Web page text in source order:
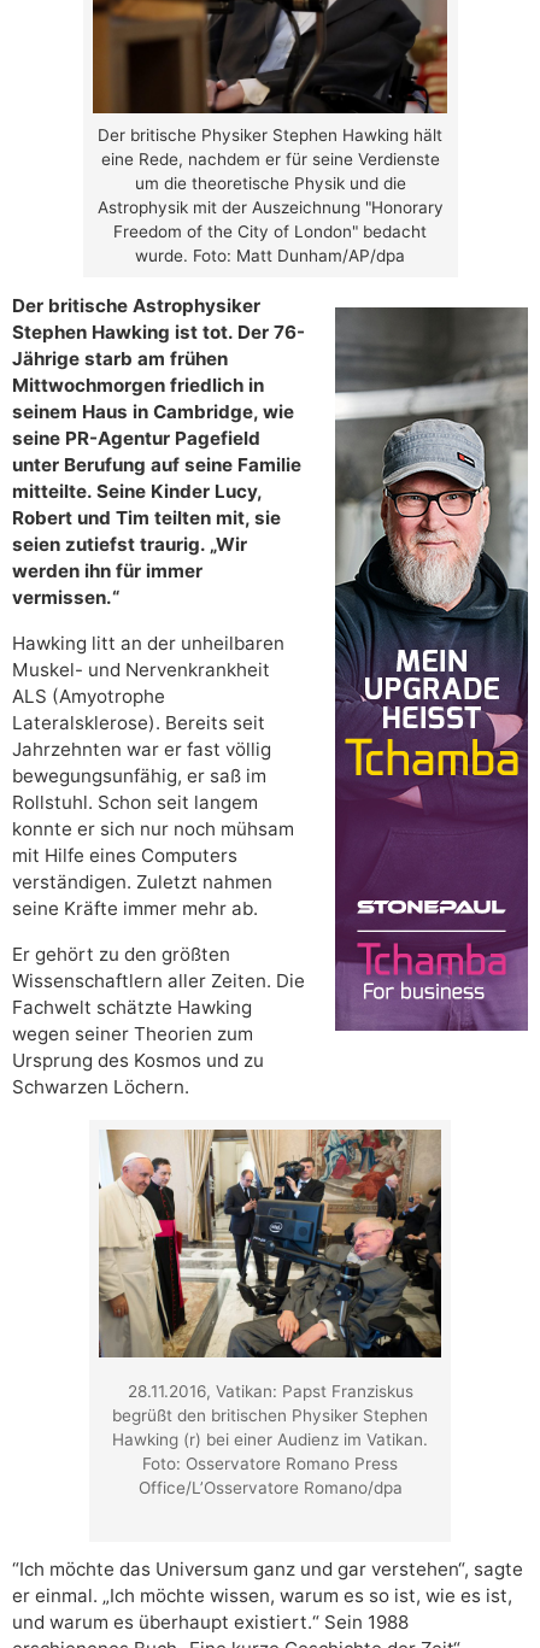
Der britische Physiker Stephen Hawking hält
eine Rede, nachdem er für seine Verdienste
um die theoretische Physik und die
Astrophysik mit der Auszeichnung "Honorary
Freedom of the City of London" bedacht
wurde. Foto: Matt Dunham/AP/dpa
Der britische Astrophysiker
Stephen Hawking ist tot. Der 76-
Jährige starb am frühen
Mittwochmorgen friedlich in
seinem Haus in Cambridge, wie
seine PR-Agentur Pagefield
unter Berufung auf seine Familie
mitteilte. Seine Kinder Lucy,
Robert und Tim teilten mit, sie
seien zutiefst traurig. „Wir
werden ihn für immer
vermissen.“
Hawking litt an der unheilbaren
Muskel- und Nervenkrankheit
ALS (Amyotrophe
Lateralsklerose). Bereits seit
Jahrzehnten war er fast völlig
bewegungsunfähig, er saß im
Rollstuhl. Schon seit langem
konnte er sich nur noch mühsam
mit Hilfe eines Computers
verständigen. Zuletzt nahmen
seine Kräfte immer mehr ab.
Er gehört zu den größten
Wissenschaftlern aller Zeiten. Die
Fachwelt schätzte Hawking
wegen seiner Theorien zum
Ursprung des Kosmos und zu
Schwarzen Löchern.
28.11.2016, Vatikan: Papst Franziskus
begrüßt den britischen Physiker Stephen
Hawking (r) bei einer Audienz im Vatikan.
Foto: Osservatore Romano Press
Office/L’Osservatore Romano/dpa
“Ich möchte das Universum ganz und gar verstehen“, sagte
er einmal. „Ich möchte wissen, warum es so ist, wie es ist,
und warum es überhaupt existiert.“ Sein 1988